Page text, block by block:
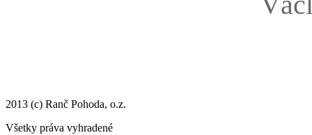
2013 (c) Ranč Pohoda, o.z.
Všetky práva vyhradené